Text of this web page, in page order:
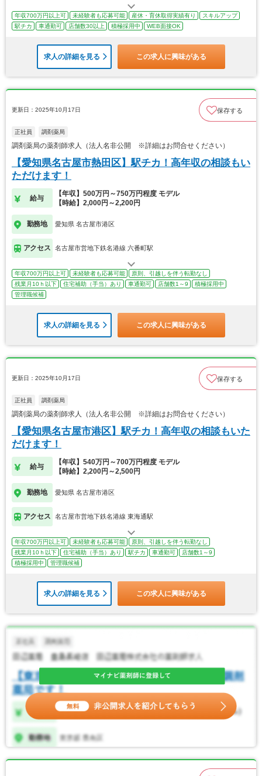
年収700万円以上可 未経験者も応募可能 産休・育休取得実績有り
スキルアップ
駅チカ
車通勤可 店舗数30以上 積極採用中 WEB面接OK
求人の詳細を見る この求人に興味がある
更新日：2025年10月17日 保存する
正社員 調剤薬局
調剤薬局の薬剤師求人（法人名非公開 ※詳細はお問合せください）
【愛知県名古屋市熱田区】駅チカ！高年収の相談もい
ただけます！
給与
【年収】500万円～750万円程度 モデル
【時給】2,000円～2,200円
勤務地 愛知県 名古屋市港区
アクセス 名古屋市営地下鉄名港線 六番町駅
年収700万円以上可 未経験者も応募可能
原則、引越しを伴う転勤なし
残業月10ｈ以下
住宅補助（手当）あり 車通勤可 店舗数1～9
積極採用中
管理職候補
求人の詳細を見る この求人に興味がある
更新日：2025年10月17日 保存する
正社員 調剤薬局
調剤薬局の薬剤師求人（法人名非公開 ※詳細はお問合せください）
【愛知県名古屋市港区】駅チカ！高年収の相談もいた
だけます！
給与
【年収】540万円～700万円程度 モデル
【時給】2,200円～2,500円
勤務地 愛知県 名古屋市港区
アクセス 名古屋市営地下鉄名港線 東海通駅
年収700万円以上可 未経験者も応募可能
原則、引越しを伴う転勤なし
残業月10ｈ以下
住宅補助（手当）あり 駅チカ 車通勤可
店舗数1～9
積極採用中
管理職候補
求人の詳細を見る この求人に興味がある